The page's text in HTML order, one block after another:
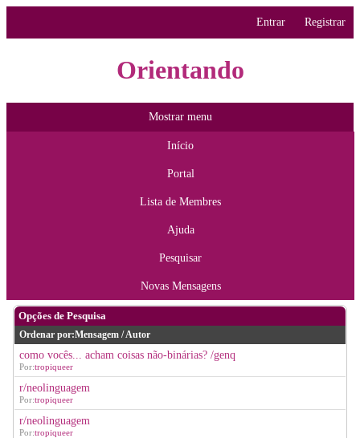
Entrar Registrar
Orientando
Mostrar menu
Início
Portal
Lista de Membres
Ajuda
Pesquisar
Novas Mensagens
Opções de Pesquisa
Ordenar por:Mensagem /Autor
como vocês... acham coisas não-binárias? /genq
Por:tropiqueer
r/neolinguagem
Por:tropiqueer
r/neolinguagem
Por:tropiqueer